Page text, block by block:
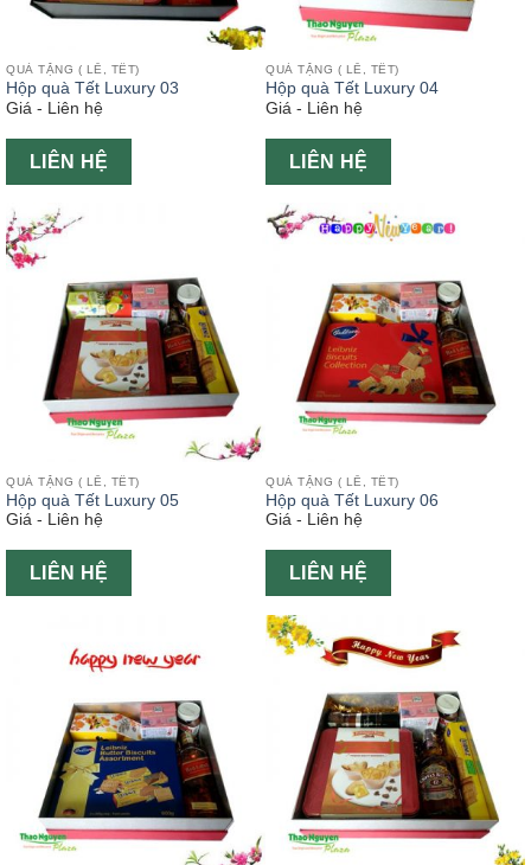
QUÀ TẶNG ( LỄ, TẾT)
Hộp quà Tết Luxury 03
Giá - Liên hệ
LIÊN HỆ
QUÀ TẶNG ( LỄ, TẾT)
Hộp quà Tết Luxury 04
Giá - Liên hệ
LIÊN HỆ
QUÀ TẶNG ( LỄ, TẾT)
Hộp quà Tết Luxury 05
Giá - Liên hệ
LIÊN HỆ
QUÀ TẶNG ( LỄ, TẾT)
Hộp quà Tết Luxury 06
Giá - Liên hệ
LIÊN HỆ